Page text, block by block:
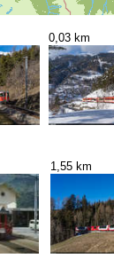
0,03 km
1,55 km